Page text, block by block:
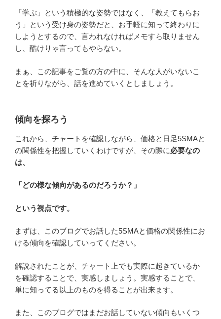
「学ぶ」という積極的な姿勢ではなく、「教えてもらお
う」という受け身の姿勢だと、お手軽に知って終わりに
しようとするので、言われなければメモすら取りません
し、酷けりゃ言ってもやらない。
まぁ、この記事をご覧の方の中に、そんな人がいないこ
とを祈りながら、話を進めていくとしましょう。
傾向を探ろう
これから、チャートを確認しながら、価格と日足5SMAと
の関係性を把握していくわけですが、その際に必要なの
は、
「どの様な傾向があるのだろうか？」
という視点です。
まずは、このブログでお話した5SMAと価格の関係性にお
ける傾向を確認していってください。
解説されたことが、チャート上でも実際に起きているか
を確認することで、実感しましょう。実感することで、
単に知ってる以上のものを得ることが出来ます。
また、このブログではまだお話していない傾向もいくつ